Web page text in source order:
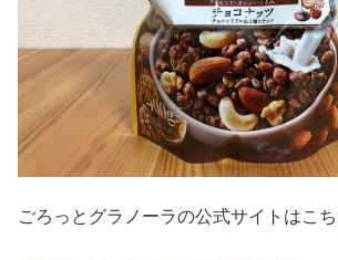
ごろっとグラノーラの公式サイトはこち